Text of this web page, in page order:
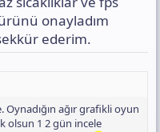
onayladım
ederim.
Oynadığın ağır grafikli oyun
olsun 1 2 gün incele